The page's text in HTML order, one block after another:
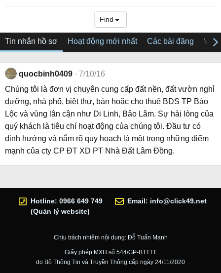
Find
Tin nhắn hồ sơ Hoạt động mới nhất Các bài đăng Về
quocbinh0409
7/10/16
Chúng tôi là đơn vị chuyên cung cấp đất nền, đất vườn nghỉ
dưỡng, nhà phố, biệt thự, bán hoặc cho thuê BDS TP Bảo
Lộc và vùng lân cận như Di Linh, Bảo Lâm. Sự hài lòng của
quý khách là tiêu chí hoạt động của chúng tôi. Đầu tư có
định hướng và nắm rõ quy hoạch là một trong những điểm
mạnh của cty CP ĐT XD PT Nhà Đất Lâm Đồng.
Hotline: 0966 649 749
(Quản lý website)
Email: info@click49.net
Chịu trách nhiệm nội dung: Đỗ Tuấn Mạnh
Giấy phép MXH số 544/GP-BTTTT
do Bộ Thông Tin và Truyền Thông cấp ngày 24/11/2020